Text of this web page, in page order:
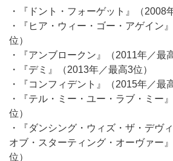
・『ドント・フォーゲット』（2008
・『ヒア・ウィー・ゴー・アゲイン
位）
・『アンブロークン』（2011年／最
・『デミ』（2013年／最高3位）
・『コンフィデント』（2015年／最
・『テル・ミー・ユー・ラブ・ミー
位）
・『ダンシング・ウィズ・ザ・デヴ
オブ・スターティング・オーヴァー
位）